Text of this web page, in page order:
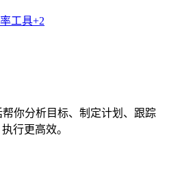
工具+2
你分析目标、制定计划、跟踪
行更高效。